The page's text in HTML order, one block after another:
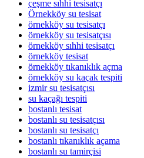
çeşme sıhhi tesisatçı
Örnekköy su tesisat
örnekköy su tesisatçı
örnekköy su tesisatçısı
örnekköy sıhhi tesisatçı
örnekköy tesisat
örnekköy tıkanıklık açma
örnekköy su kaçak tespiti
izmir su tesisatçısı
su kaçağı tespiti
bostanlı tesisat
bostanlı su tesisatçısı
bostanlı su tesisatçı
bostanlı tıkanıklık açama
bostanlı su tamirçisi